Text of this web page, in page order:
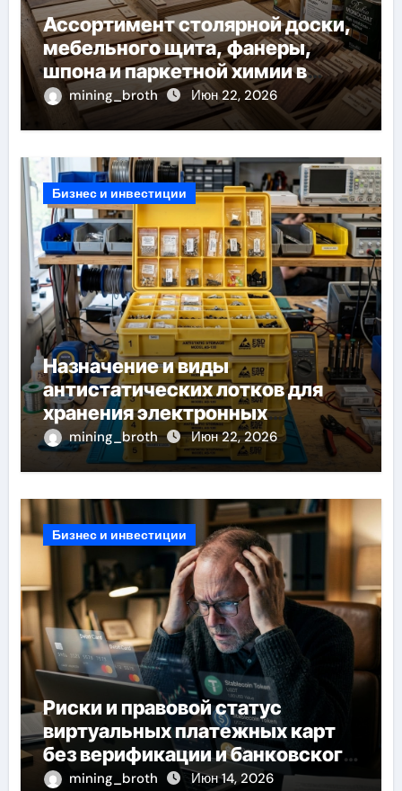
Ассортимент столярной доски,
мебельного щита, фанеры,
шпона и паркетной химии в
каталоге
mining_broth Июн 22, 2026
Бизнес и инвестиции
Назначение и виды
антистатических лотков для
хранения электронных
компонентов
mining_broth Июн 22, 2026
Бизнес и инвестиции
Риски и правовой статус
виртуальных платежных карт
без верификации и банковского
участия с пополнением
mining_broth Июн 14, 2026